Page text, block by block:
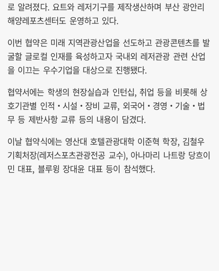
로 알려졌다. 요트와 레저기구를 제작생산하며 부산 광안리
해양레포츠센터도 운영하고 있다.
이번 협약은 미래 지역관광산업을 선도하고 관광콘텐츠를 발
굴할 글로컬 인재를 육성하고자 국내외 레저관광 관련 산업
을 이끄는 우수기업을 대상으로 진행됐다.
협약서에는 학생의 현장실습과 인턴십, 취업 등을 비롯해 상
호기관별 인적‧시설‧장비 교류, 외국어‧경영‧기술‧법
무 등 제반사항 교류 등의 내용이 담겼다.
이날 협약식에는 영산대 호텔관광대학 이준혁 학장, 김철우
기획처장(레저스포츠관광전공 교수), 아나마리 나트랑 당흐이
민 대표, 블루윙 장대윤 대표 등이 참석했다.